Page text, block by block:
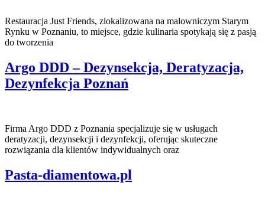
Restauracja Just Friends, zlokalizowana na malowniczym Starym
Rynku w Poznaniu, to miejsce, gdzie kulinaria spotykają się z pasją
do tworzenia
Argo DDD – Dezynsekcja, Deratyzacja,
Dezynfekcja Poznań
Firma Argo DDD z Poznania specjalizuje się w usługach
deratyzacji, dezynsekcji i dezynfekcji, oferując skuteczne
rozwiązania dla klientów indywidualnych oraz
Pasta-diamentowa.pl